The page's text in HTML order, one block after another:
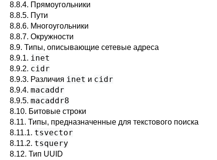
8.8.4. Прямоугольники
8.8.5. Пути
8.8.6. Многоугольники
8.8.7. Окружности
8.9. Типы, описывающие сетевые адреса
8.9.1. inet
8.9.2. cidr
8.9.3. Различия inet и cidr
8.9.4. macaddr
8.9.5. macaddr8
8.10. Битовые строки
8.11. Типы, предназначенные для текстового поиска
8.11.1. tsvector
8.11.2. tsquery
8.12. Тип UUID